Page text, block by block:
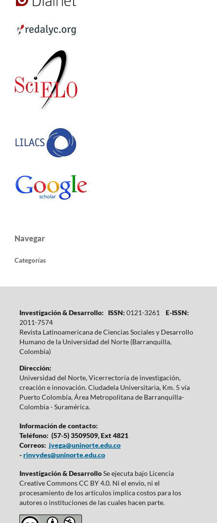
Navegar
Categorías
Investigación & Desarrollo: ISSN: 0121-3261
E-ISSN:
2011-7574
Revista Latinoamericana de Ciencias Sociales y Desarrollo
Humano de la Universidad del Norte (Barranquilla,
Colombia)
Dirección:
Universidad del Norte, Vicerrectoría de investigación,
creación e innovación. Ciudadela Universitaria, Km. 5 vía
Puerto Colombia, Área Metropolitana de Barranquilla-
Colombia - Suramérica.
Información de contacto:
Teléfono: (57-5) 3509509, Ext 4821
Correos: jvega@uninorte.edu.co
-rinvydes@uninorte.edu.co
Investigación & DesarrolloSe ejecuta bajo Licencia
Creative Commons CC BY 4.0. Ni el envío, ni el
procesamiento de los artículos implica costos para los
autores o instituciones de las cuales hacen parte.